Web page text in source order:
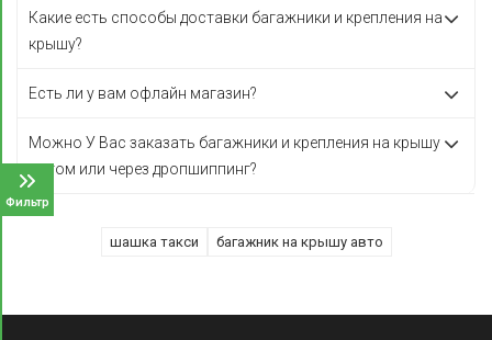
Фильтр
Какие есть способы доставки багажники и крепления на
крышу?
Есть ли у вам офлайн магазин?
Можно У Вас заказать багажники и крепления на крышу
оптом или через дропшиппинг?
шашка такси багажник на крышу авто